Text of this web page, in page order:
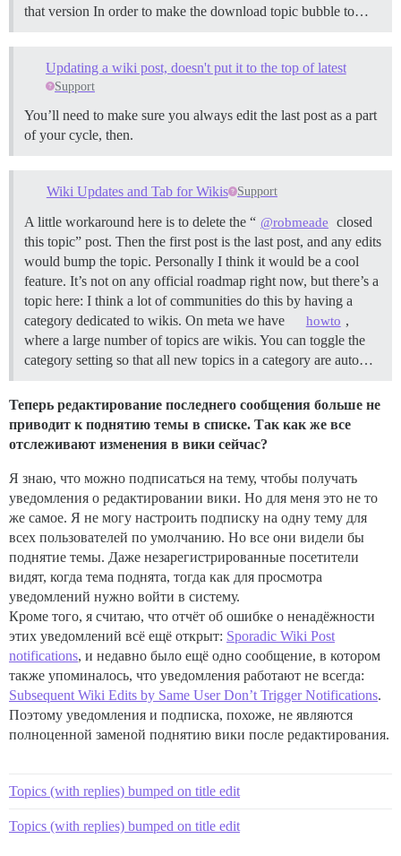
that version In order to make the download topic bubble to…
Updating a wiki post, doesn't put it to the top of latest
Support
You’ll need to make sure you always edit the last post as a part
of your cycle, then.
Wiki Updates and Tab for Wikis Support
A little workaround here is to delete the “ @robmeade
closed
this topic” post. Then the first post is the last post, and any edits
would bump the topic. Personally I think it would be a cool
feature. It’s not on any official roadmap right now, but there’s a
topic here: I think a lot of communities do this by having a
category dedicated to wikis. On meta we have
howto ,
where a large number of topics are wikis. You can toggle the
category setting so that all new topics in a category are auto…
Теперь редактирование последнего сообщения больше не
приводит к поднятию темы в списке. Так как же все
отслеживают изменения в вики сейчас?
Я знаю, что можно подписаться на тему, чтобы получать
уведомления о редактировании вики. Но для меня это не то
же самое. Я не могу настроить подписку на одну тему для
всех пользователей по умолчанию. Но все они видели бы
поднятие темы. Даже незарегистрированные посетители
видят, когда тема поднята, тогда как для просмотра
уведомлений нужно войти в систему.
Кроме того, я считаю, что отчёт об ошибке о ненадёжности
этих уведомлений всё ещё открыт: Sporadic Wiki Post
notifications, и недавно было ещё одно сообщение, в котором
также упоминалось, что уведомления работают не всегда:
Subsequent Wiki Edits by Same User Don’t Trigger Notifications.
Поэтому уведомления и подписка, похоже, не являются
полноценной заменой поднятию вики после редактирования.
Topics (with replies) bumped on title edit
Topics (with replies) bumped on title edit